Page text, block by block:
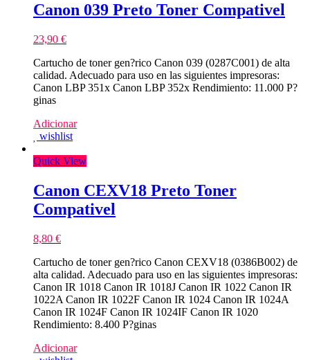
Canon 039 Preto Toner Compativel
23,90 €
Cartucho de toner gen?rico Canon 039 (0287C001) de alta
calidad. Adecuado para uso en las siguientes impresoras:
Canon LBP 351x Canon LBP 352x Rendimiento: 11.000 P?
ginas
Adicionar
wishlist
Quick View
Canon CEXV18 Preto Toner
Compativel
8,80 €
Cartucho de toner gen?rico Canon CEXV18 (0386B002) de
alta calidad. Adecuado para uso en las siguientes impresoras:
Canon IR 1018 Canon IR 1018J Canon IR 1022 Canon IR
1022A Canon IR 1022F Canon IR 1024 Canon IR 1024A
Canon IR 1024F Canon IR 1024IF Canon IR 1020
Rendimiento: 8.400 P?ginas
Adicionar